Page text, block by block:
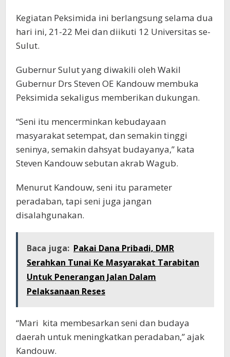
Kegiatan Peksimida ini berlangsung selama dua
hari ini, 21-22 Mei dan diikuti 12 Universitas se-
Sulut.
Gubernur Sulut yang diwakili oleh Wakil
Gubernur Drs Steven OE Kandouw membuka
Peksimida sekaligus memberikan dukungan.
“Seni itu mencerminkan kebudayaan
masyarakat setempat, dan semakin tinggi
seninya, semakin dahsyat budayanya,” kata
Steven Kandouw sebutan akrab Wagub.
Menurut Kandouw, seni itu parameter
peradaban, tapi seni juga jangan
disalahgunakan.
Baca juga: Pakai Dana Pribadi, DMR
Serahkan Tunai Ke Masyarakat Tarabitan
Untuk Penerangan Jalan Dalam
Pelaksanaan Reses
“Mari kita membesarkan seni dan budaya
daerah untuk meningkatkan peradaban,” ajak
Kandouw.